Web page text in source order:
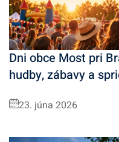
Dni obce Most pri
hudby, zábavy a
23. júna 2026